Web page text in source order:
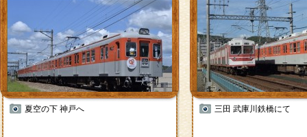
夏空の下 神戸へ 三田 武庫川鉄橋にて